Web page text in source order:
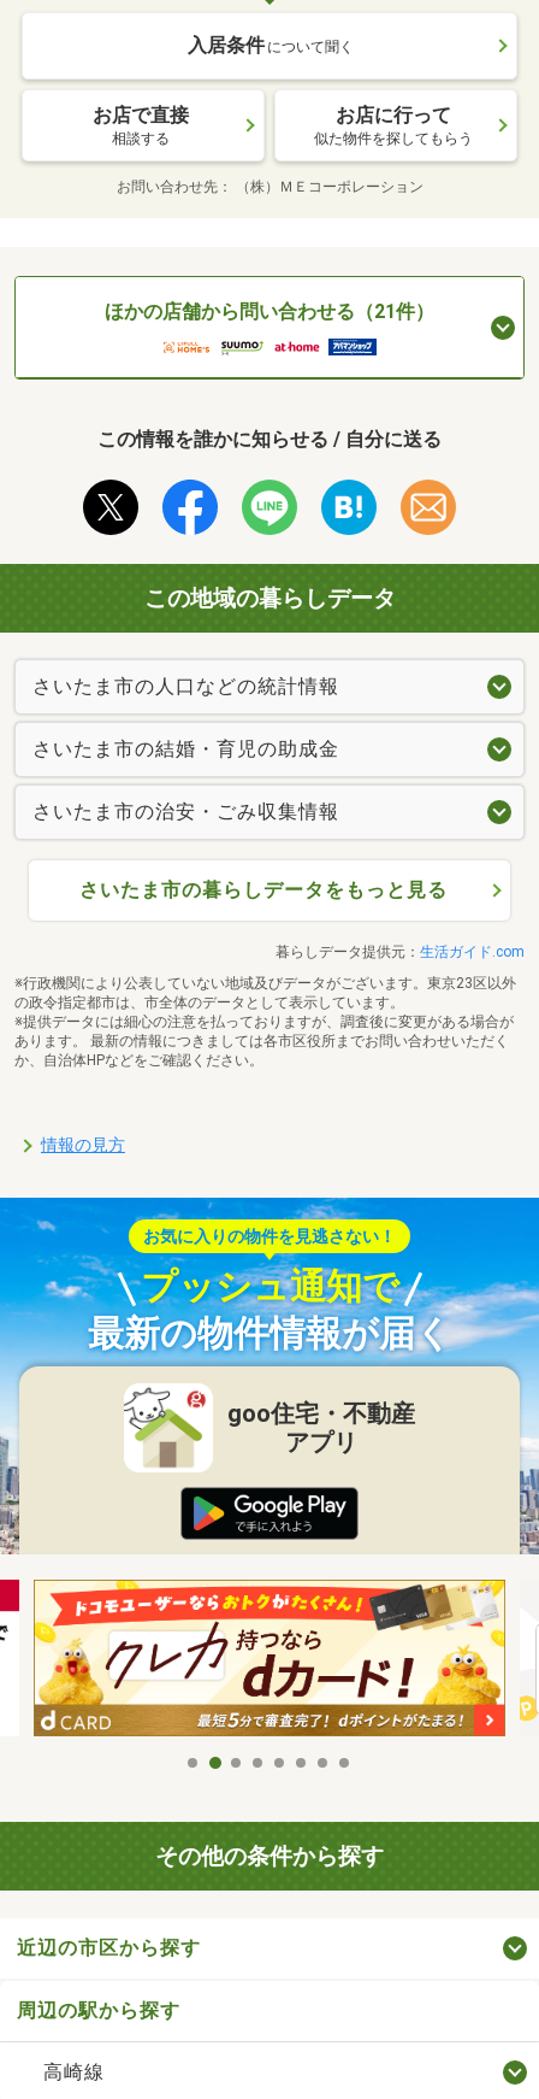
入居条件 について聞く
お店で直接
相談する
お店に行って
似た物件を探してもらう
お問い合わせ先 （株）ＭＥコーポレーション
ほかの店舗から問い合わせる（21件）
この情報を誰かに知らせる / 自分に送る
この地域の暮らしデータ
さいたま市の人口などの統計情報
さいたま市の結婚・育児の助成金
さいたま市の治安・ごみ収集情報
さいたま市の暮らしデータをもっと見る
暮らしデータ提供元： 生活ガイド.com
※行政機関により公表していない地域及びデータがございます。東京23区以外
の政令指定都市は、市全体のデータとして表示しています。
※提供データには細心の注意を払っておりますが、調査後に変更がある場合が
あります。 最新の情報につきましては各市区役所までお問い合わせいただく
か、自治体HPなどをご確認ください。
情報の見方
お気に入りの物件を見逃さない！
プッシュ通知で
最新の物件情報が届く
goo住宅・不動産
アプリ
その他の条件から探す
近辺の市区から探す
周辺の駅から探す
高崎線